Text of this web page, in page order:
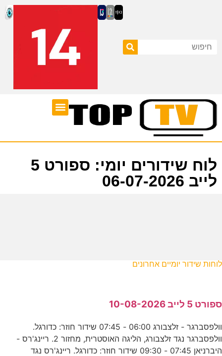
לוח שידורים יומי: ספורט 5
לייב 06-07-2026
לוחות שידור יומיים אחרונים
ספורט 5 לייב 10-08-2026
וולפסברגר - זלצבורג 06:00 - 07:45 שידור חוזר: כדורגל.
וולפסברגר נגד זלצבורג, הליגה האוסטרית, מחזור 2. ריינג'רס -
היברניאן 07:45 - 09:30 שידור חוזר: כדורגל. ריינג'רס נגד